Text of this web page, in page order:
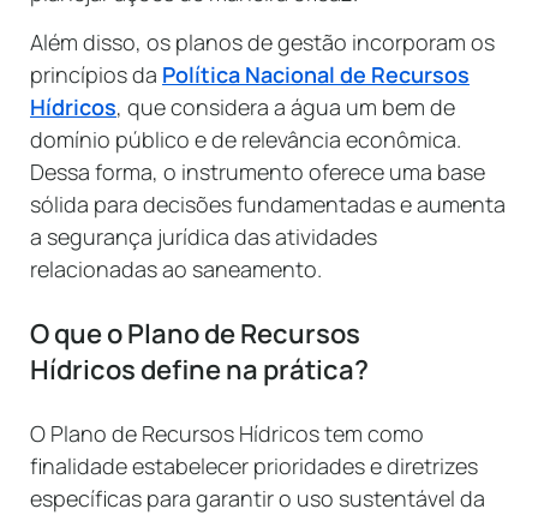
Além disso, os planos de gestão incorporam os
princípios da Política Nacional de Recursos
Hídricos, que considera a água um bem de
domínio público e de relevância econômica.
Dessa forma, o instrumento oferece uma base
sólida para decisões fundamentadas e aumenta
a segurança jurídica das atividades
relacionadas ao saneamento.
O que o Plano de Recursos
Hídricos define na prática?
O Plano de Recursos Hídricos tem como
finalidade estabelecer prioridades e diretrizes
específicas para garantir o uso sustentável da